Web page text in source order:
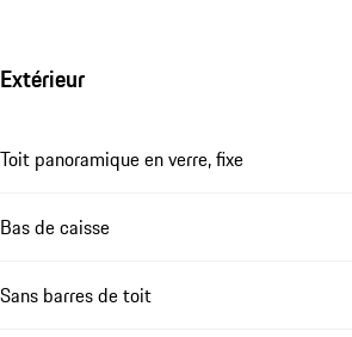
Extérieur
Toit panoramique en verre, fixe
Bas de caisse
Sans barres de toit